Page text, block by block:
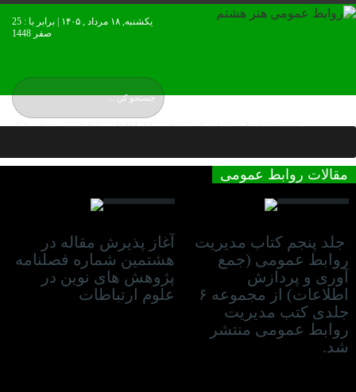
تماس با ما
ثبت نام در بانک اطلاعات روابط عمومی
درباره ما عضويت در خبرنامه
یکشنبه, ۱۸ مرداد , ۱۴۰۵ | برابر با : 25
صفر 1448
مقالات روابط عمومی
جلد پنجم کتاب مدیریت
روابط عمومی (جمع
آوری و پردازش
اطلاعات) از مجموعه ۶
جلدی کتب مدیریت
روابط عمومی منتشر
شد.
آغاز پذیرش مقاله در
هشتمین شماره فصلنامه
پژوهش های نوین در
علوم ارتباطات